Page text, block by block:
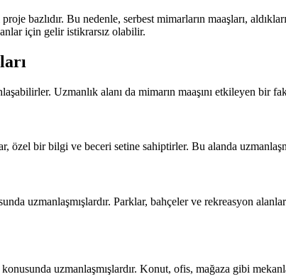
bazlıdır. Bu nedenle, serbest mimarların maaşları,
için gelir istikrarsız olabilir.
Uzmanlık alanı da mimarın maaşını etkileyen bir
özel bir bilgi ve beceri setine sahiptirler. Bu alanda
uzmanlaşmışlardır. Parklar, bahçeler ve rekreasyon
uzmanlaşmışlardır. Konut, ofis, mağaza gibi